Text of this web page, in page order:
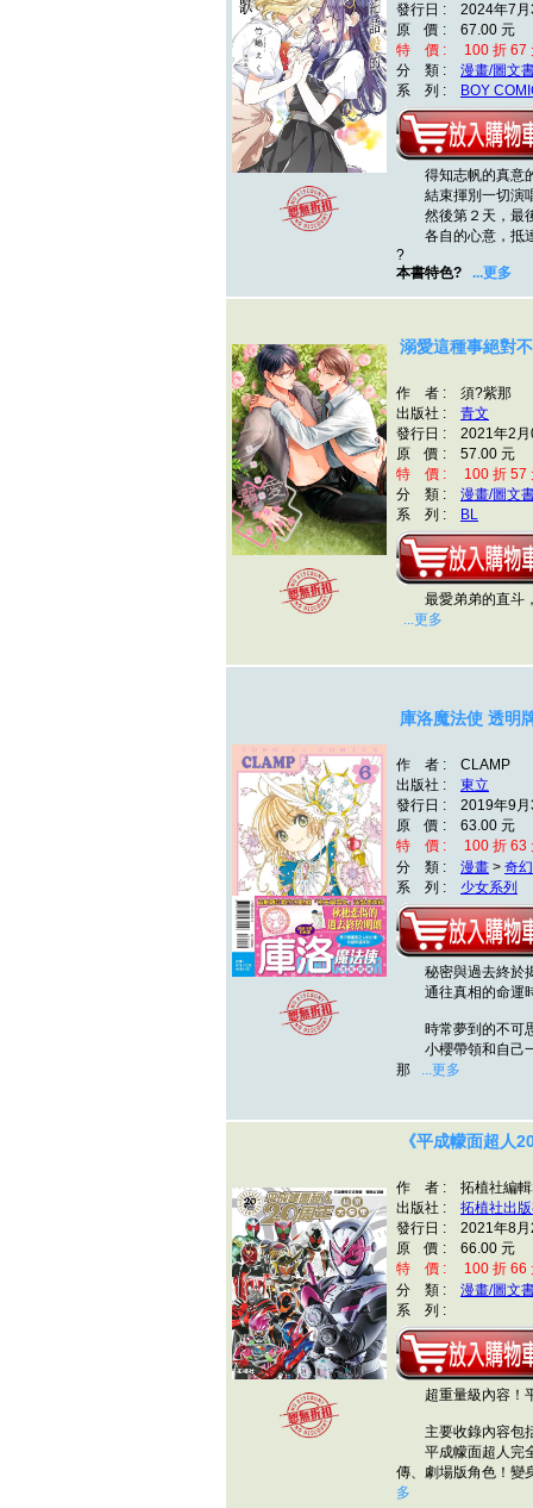
發行日 : 2024年7月
原 價 : 67.00 元
特 價 : 100 折 67
分 類 : 漫畫/圖文
系 列 :
BOY
得知志帆的真意
結束揮別一切演
然後第２天，最後
各自的心意，抵
?
本書特色? ...更多
溺愛這種事絕對
作 者 : 須?紫那
出版社 : 青文
發行日 : 2021年2月
原 價 : 57.00 元
特 價 : 100 折 57
分 類 : 漫畫/圖文
系 列 :
BL
最愛弟弟的直斗
...更多
庫洛魔法使 透明
作 者 : CLAMP
出版社 : 東立
發行日 : 2019年9月
原 價 : 63.00 元
特 價 : 100 折 63
分 類 : 漫畫 > 奇
系 列 : 少女系列
秘密與過去終於
通往真相的命運
時常夢到的不可思
小櫻帶領和自己一
那 ...更多
《平成幪面超人
作 者 : 拓植社編輯
出版社 : 拓植社出
發行日 : 2021年8月
原 價 : 66.00 元
特 價 : 100 折 66
分 類 : 漫畫/圖文
系 列 :
超重量級內容！平
主要收錄內容包
平成幪面超人完全
傳、劇場版角色！
多